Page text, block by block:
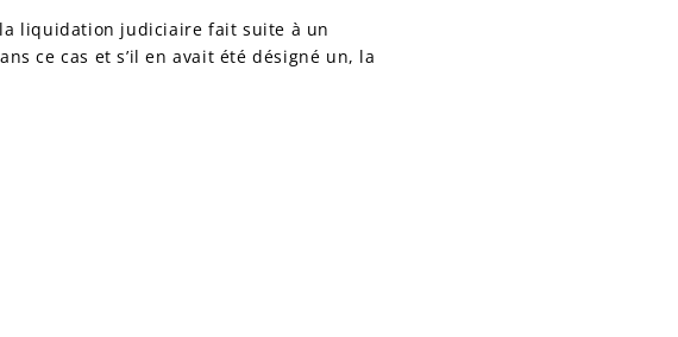
liquidation judiciaire fait suite à un
ce cas et s’il en avait été désigné un, la